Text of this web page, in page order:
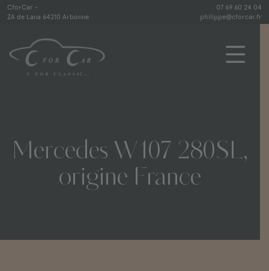
Skip
content
CforCar -
ZA de Lana 64210 Arbonne
07 69 60 24 04
philippe@cforcar.fr
Mercedes W107 280SL,
origine France